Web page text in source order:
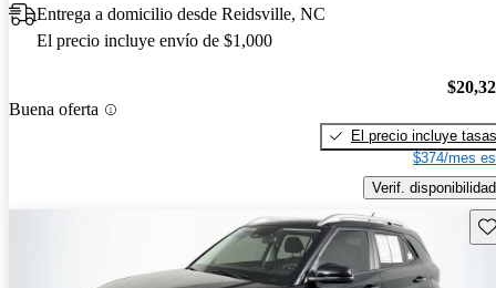
Entrega a domicilio desde Reidsville, NC
El precio incluye envío de $1,000
Buena oferta
El precio incluye tasas
$374/mes
Verif. disponibilidad